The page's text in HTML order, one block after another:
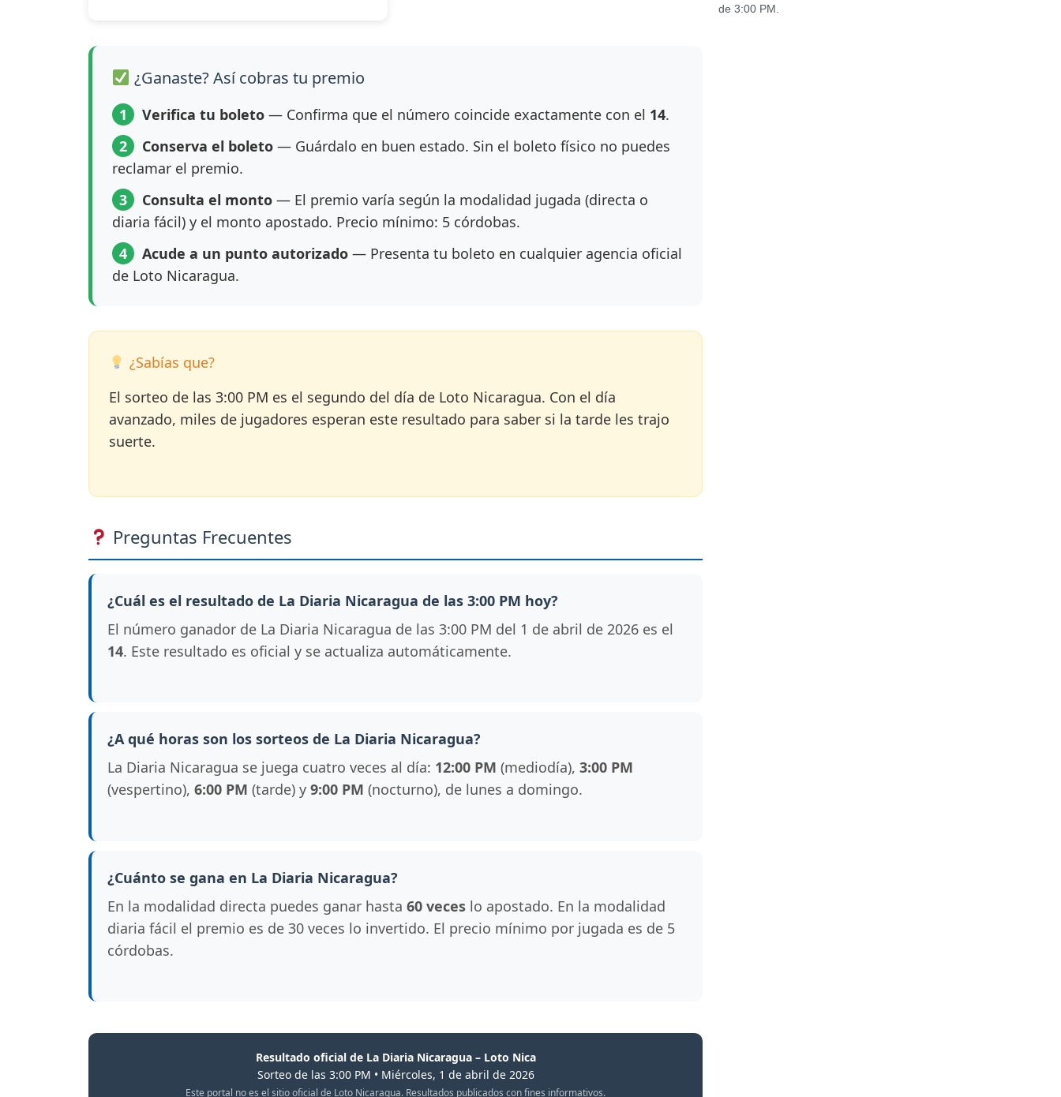
¿Ganaste? Así cobras tu premio
1 Verifica tu boleto — Confirma que el número coincide exactamente con el 14.
2
Conserva el boleto — Guárdalo en buen estado. Sin el boleto físico no puedes
reclamar el premio.
3
Consulta el monto — El premio varía según la modalidad jugada (directa o
diaria fácil) y el monto apostado. Precio mínimo: 5 córdobas.
4
Acude a un punto autorizado — Presenta tu boleto en cualquier agencia oficial
de Loto Nicaragua.
¿Sabías que?
El sorteo de las 3:00 PM es el segundo del día de Loto Nicaragua. Con el día
avanzado, miles de jugadores esperan este resultado para saber si la tarde les trajo
suerte.
Preguntas Frecuentes
¿Cuál es el resultado de La Diaria Nicaragua de las 3:00 PM hoy?
El número ganador de La Diaria Nicaragua de las 3:00 PM del 1 de abril de 2026 es el
14. Este resultado es oficial y se actualiza automáticamente.
¿A qué horas son los sorteos de La Diaria Nicaragua?
La Diaria Nicaragua se juega cuatro veces al día: 12:00 PM (mediodía), 3:00 PM
(vespertino), 6:00 PM (tarde) y 9:00 PM (nocturno), de lunes a domingo.
¿Cuánto se gana en La Diaria Nicaragua?
En la modalidad directa puedes ganar hasta 60 veces lo apostado. En la modalidad
diaria fácil el premio es de 30 veces lo invertido. El precio mínimo por jugada es de 5
córdobas.
Resultado oficial de La Diaria Nicaragua – Loto Nica
Sorteo de las 3:00 PM • Miércoles, 1 de abril de 2026
Este portal no es el sitio oficial de Loto Nicaragua. Resultados publicados con fines informativos.
de 3:00 PM.